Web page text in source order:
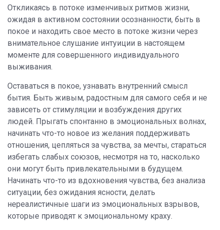
Откликаясь в потоке изменчивых ритмов жизни,
ожидая в активном состоянии осознанности, быть в
покое и находить свое место в потоке жизни через
внимательное слушание интуиции в настоящем
моменте для совершенного индивидуального
выживания.
Оставаться в покое, узнавать внутренний смысл
бытия. Быть живым, радостным для самого себя и не
зависеть от стимуляции и возбуждения других
людей. Прыгать спонтанно в эмоциональных волнах,
начинать что-то новое из желания поддерживать
отношения, цепляться за чувства, за мечты, стараться
избегать слабых союзов, несмотря на то, насколько
они могут быть привлекательными в будущем.
Начинать что-то из вдохновения чувства, без анализа
ситуации, без ожидания ясности, делать
нереалистичные шаги из эмоциональных взрывов,
которые приводят к эмоциональному краху.